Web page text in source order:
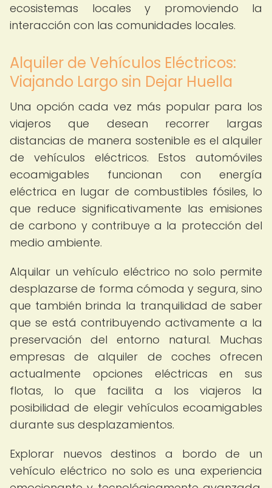
ecosistemas locales y promoviendo la
interacción con las comunidades locales.
Alquiler de Vehículos Eléctricos:
Viajando Largo sin Dejar Huella
Una opción cada vez más popular para los
viajeros que desean recorrer largas
distancias de manera sostenible es el alquiler
de vehículos eléctricos. Estos automóviles
ecoamigables funcionan con energía
eléctrica en lugar de combustibles fósiles, lo
que reduce significativamente las emisiones
de carbono y contribuye a la protección del
medio ambiente.
Alquilar un vehículo eléctrico no solo permite
desplazarse de forma cómoda y segura, sino
que también brinda la tranquilidad de saber
que se está contribuyendo activamente a la
preservación del entorno natural. Muchas
empresas de alquiler de coches ofrecen
actualmente opciones eléctricas en sus
flotas, lo que facilita a los viajeros la
posibilidad de elegir vehículos ecoamigables
durante sus desplazamientos.
Explorar nuevos destinos a bordo de un
vehículo eléctrico no solo es una experiencia